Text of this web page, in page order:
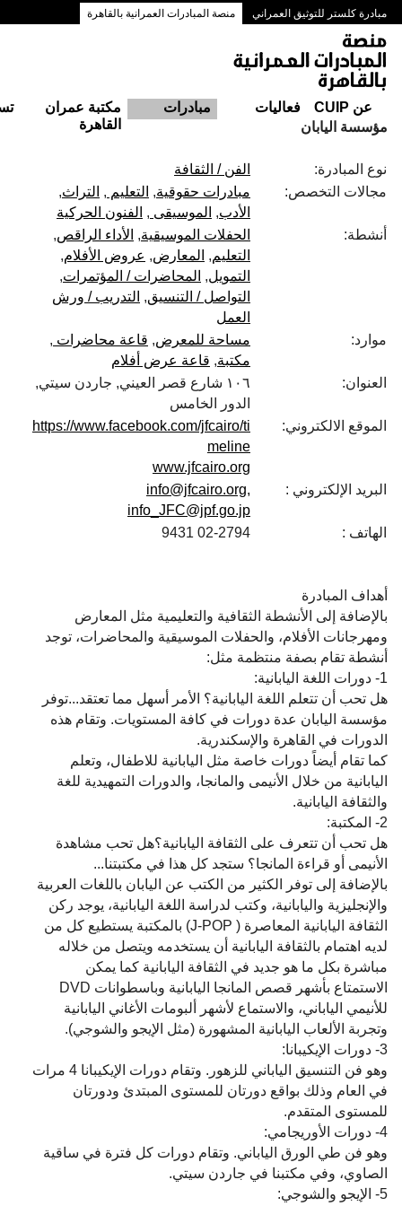
مبادرة كلستر للتوثيق العمراني منصة المبادرات العمرانية بالقاهرة
ممرات وسط البلد بالقاهرة
عن CUIP فعاليات مبادرات
مكتبة عمران
القاهرة
مؤسسة اليابان
نوع المبادرة:
الفن / الثقافة
مجالات التخصص:
مبادرات حقوقية التعليم
التراث
الأدب
الموسيقى
الفنون الحركية
أنشطة:
الحفلات الموسيقية
الأداء الراقص
التعليم
المعارض
عروض الأفلام
التمويل
المحاضرات / المؤتمرات
التواصل / التنسيق
التدريب / ورش
العمل
موارد:
مساحة للمعرض قاعة محاضرات
مكتبة قاعة عرض أفلام
العنوان:
١٠٦ شارع قصر العيني, جاردن سيتي,
الدور الخامس
الموقع الالكتروني:
https://www.facebook.com/jfcairo/ti
meline
www.jfcairo.org
البريد الإلكتروني :
info@jfcairo.org,
info_JFC@jpf.go.jp
الهاتف :
02-2794 9431
أهداف المبادرة
بالإضافة إلى الأنشطة الثقافية والتعليمية مثل المعارض
ومهرجانات الأفلام، والحفلات الموسيقية والمحاضرات، توجد
أنشطة تقام بصفة منتظمة مثل:
1- دورات اللغة اليابانية:
هل تحب أن تتعلم اللغة اليابانية؟ الأمر أسهل مما تعتقد...توفر
مؤسسة اليابان عدة دورات في كافة المستويات. وتقام هذه
الدورات في القاهرة والإسكندرية.
كما تقام أيضاً دورات خاصة مثل اليابانية للاطفال، وتعلم
اليابانية من خلال الأنيمى والمانجا، والدورات التمهيدية للغة
والثقافة اليابانية.
2- المكتبة:
هل تحب أن تتعرف على الثقافة اليابانية؟هل تحب مشاهدة
الأنيمى أو قراءة المانجا؟ ستجد كل هذا في مكتبتنا...
بالإضافة إلى توفر الكثير من الكتب عن اليابان باللغات العربية
والإنجليزية واليابانية، وكتب لدراسة اللغة اليابانية، يوجد ركن
الثقافة اليابانية المعاصرة ( J-POP) بالمكتبة يستطيع كل من
لديه اهتمام بالثقافة اليابانية أن يستخدمه ويتصل من خلاله
مباشرة بكل ما هو جديد في الثقافة اليابانية كما يمكن
الاستمتاع بأشهر قصص المانجا اليابانية وباسطوانات DVD
للأنيمي الياباني، والاستماع لأشهر ألبومات الأغاني اليابانية
وتجربة الألعاب اليابانية المشهورة (مثل الإيجو والشوجي).
3- دورات الإيكيبانا:
وهو فن التنسيق الياباني للزهور. وتقام دورات الإيكيبانا 4 مرات
في العام وذلك بواقع دورتان للمستوى المبتدئ ودورتان
للمستوى المتقدم.
4- دورات الأوريجامي:
وهو فن طي الورق الياباني. وتقام دورات كل فترة في ساقية
الصاوي، وفي مكتبنا في جاردن سيتي.
5- الإيجو والشوجي: